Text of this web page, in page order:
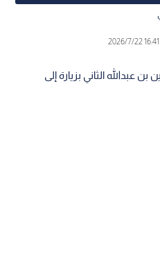
16:41 2026/7/22
عبدالله الثاني بزيارة إلى